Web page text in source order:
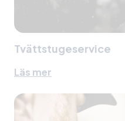
Tvättstugeservice
Läs mer